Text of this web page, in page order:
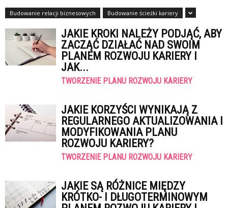
Budowanie relacji biznesowych Budowanie ścieżki kariery
JAKIE KROKI NALEŻY PODJĄĆ, ABY
ZACZĄĆ DZIAŁAĆ NAD SWOIM
PLANEM ROZWOJU KARIERY I
JAK...
TWORZENIE PLANU ROZWOJU KARIERY
JAKIE KORZYŚCI WYNIKAJĄ Z
REGULARNEGO AKTUALIZOWANIA I
MODYFIKOWANIA PLANU
ROZWOJU KARIERY?
TWORZENIE PLANU ROZWOJU KARIERY
JAKIE SĄ RÓŻNICE MIĘDZY
KRÓTKO- I DŁUGOTERMINOWYM